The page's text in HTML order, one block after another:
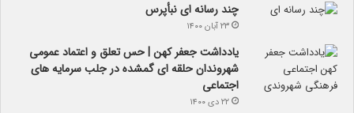
چند رسانه ای نبأپرس
۲۳ آبان ۱۴۰۰
یادداشت جعفر کهن | حس تعلق و اعتماد عمومی
شهروندان حلقه ای گمشده در جلب سرمایه های
اجتماعی
۲۲ دی ۱۴۰۰